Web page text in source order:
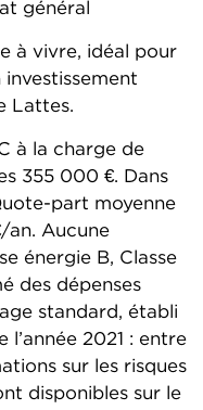
général
à vivre, idéal pour
Lattes.
à la charge de
355 000 €. Dans
part moyenne
an. Aucune
énergie B, Classe
des dépenses
standard, établi
l’année 2021 : entre
sur les risques
disponibles sur le